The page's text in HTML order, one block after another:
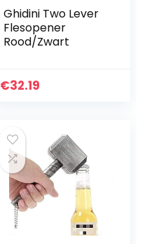
Ghidini Two Lever
Flesopener
Rood/Zwart
€32.19